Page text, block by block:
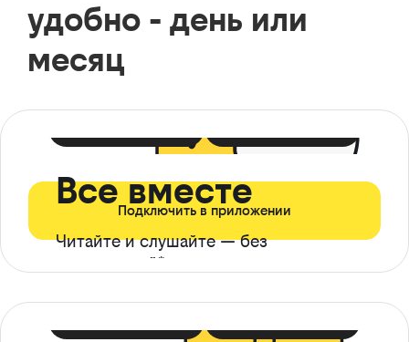
удобно - день или
месяц
Все вместе
Читайте и слушайте — без
ограничений*
Подключить в приложении